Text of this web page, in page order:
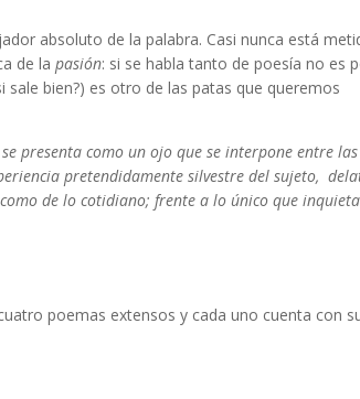
absoluto de la palabra. Casi nunca está
de la pasión: si se habla tanto de poesía no es
bien?) es otro de las patas que queremos
presenta como un ojo que se interpone entre las
pretendidamente silvestre del sujeto,
de lo cotidiano; frente a lo único que
poemas extensos y cada uno cuenta con